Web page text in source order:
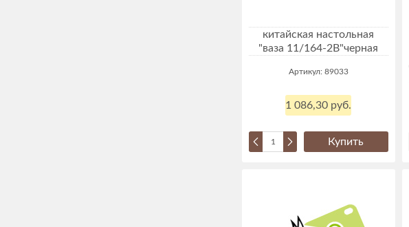
китайская настольная
"ваза 11/164-2В"черная
Артикул: 89033
1 086,30 руб.
Купить